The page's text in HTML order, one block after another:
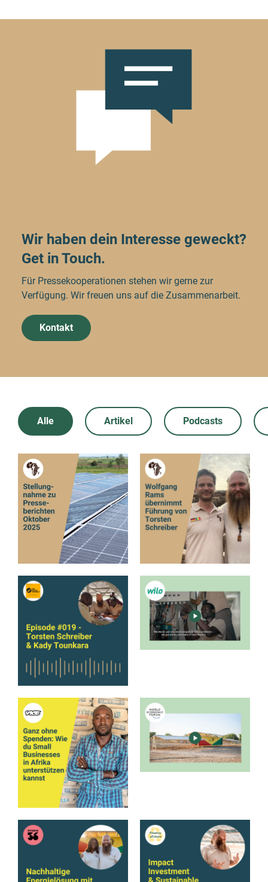
Wir haben dein Interesse geweckt?
Get in Touch.
Für Pressekooperationen stehen wir gerne zur
Verfügung. Wir freuen uns auf die Zusammenarbeit.
Kontakt
Alle Artikel Podcasts